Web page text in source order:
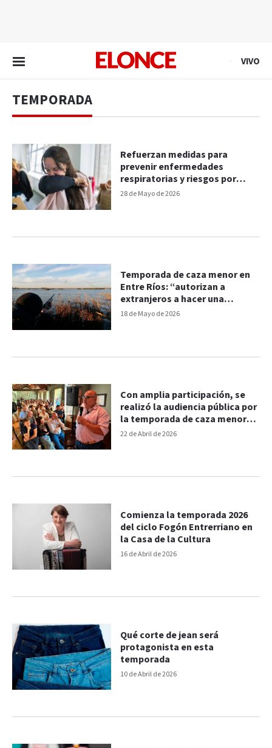
VIVO
TEMPORADA
28 de Mayo de 2026
Refuerzan medidas para
prevenir enfermedades
respiratorias y riesgos por
monóxido
18 de Mayo de 2026
Temporada de caza menor en
Entre Ríos: “autorizan a
extranjeros a hacer una
matanza por diversión”
22 de Abril de 2026
Con amplia participación, se
realizó la audiencia pública por
la temporada de caza menor
2026
16 de Abril de 2026
Comienza la temporada 2026
del ciclo Fogón Entrerriano en
la Casa de la Cultura
10 de Abril de 2026
Qué corte de jean será
protagonista en esta
temporada